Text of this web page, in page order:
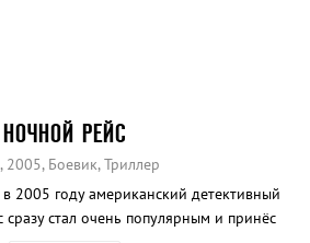
НОЧНОЙ РЕЙС
Боевик, Триллер
2005 году американский детективный
стал очень популярным и принёс